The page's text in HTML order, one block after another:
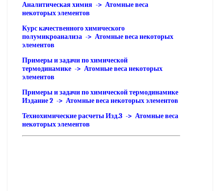
Аналитическая химия -> Атомные веса
некоторых элементов
Курс качественного химического
полумикроанализа -> Атомные веса некоторых
элементов
Примеры и задачи по химической
термодинамике -> Атомные веса некоторых
элементов
Примеры и задачи по химической термодинамике
Издание 2 -> Атомные веса некоторых элементов
Технохимические расчеты Изд.3 -> Атомные веса
некоторых элементов